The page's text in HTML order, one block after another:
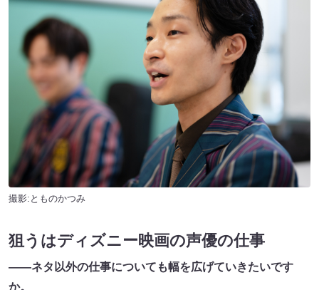
撮影:とものかつみ
狙うはディズニー映画の声優の仕事
――ネタ以外の仕事についても幅を広げていきたいです
か。